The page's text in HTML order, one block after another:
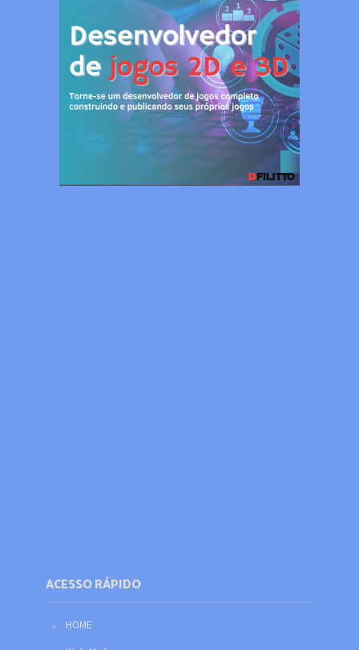
ACESSO RÁPIDO
HOME